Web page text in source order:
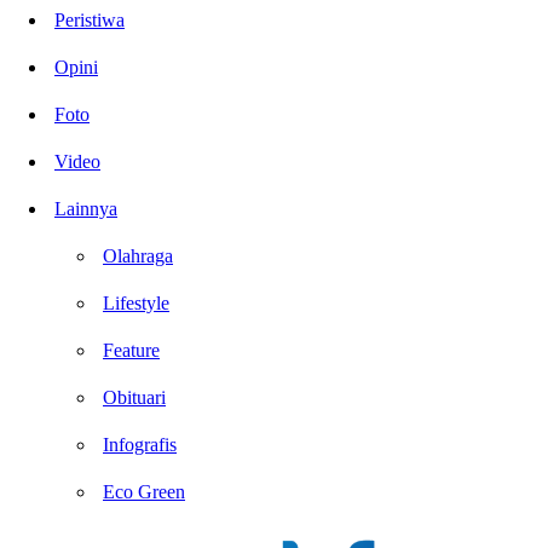
Peristiwa
Opini
Foto
Video
Lainnya
Olahraga
Lifestyle
Feature
Obituari
Infografis
Eco Green